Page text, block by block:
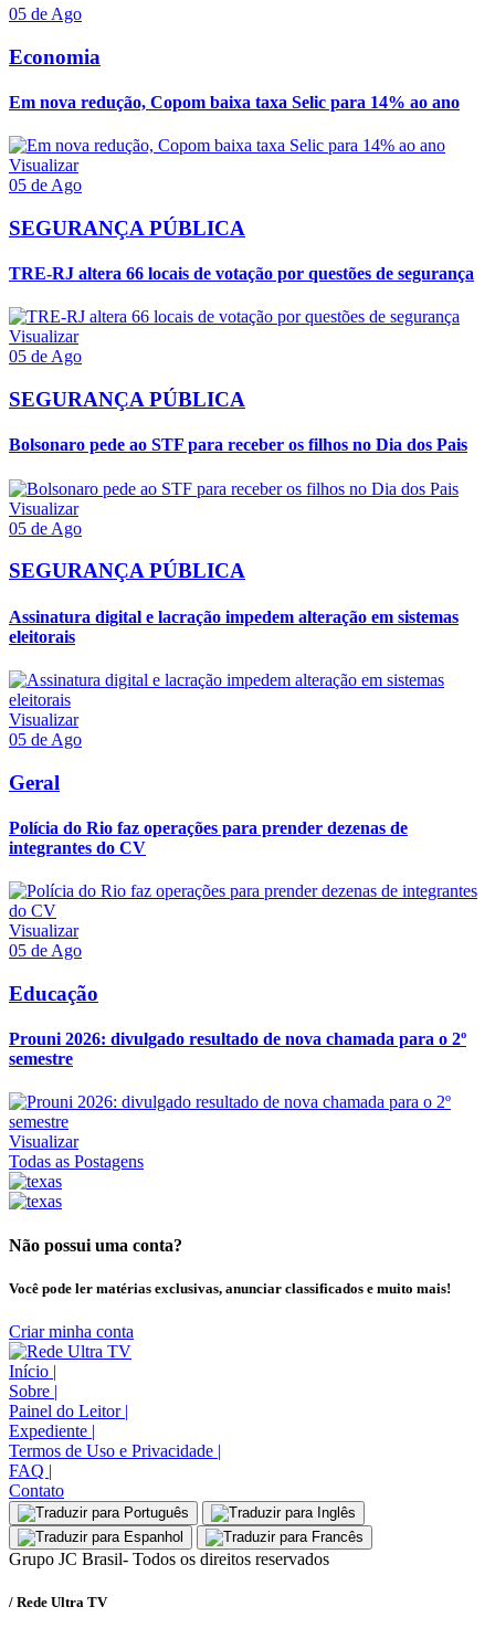
05 de Ago
Economia
Em nova redução, Copom baixa taxa Selic para 14% ao ano
Visualizar
05 de Ago
SEGURANÇA PÚBLICA
TRE-RJ altera 66 locais de votação por questões de segurança
Visualizar
05 de Ago
SEGURANÇA PÚBLICA
Bolsonaro pede ao STF para receber os filhos no Dia dos Pais
Visualizar
05 de Ago
SEGURANÇA PÚBLICA
Assinatura digital e lacração impedem alteração em sistemas
eleitorais
Visualizar
05 de Ago
Geral
Polícia do Rio faz operações para prender dezenas de
integrantes do CV
Visualizar
05 de Ago
Educação
Prouni 2026: divulgado resultado de nova chamada para o 2º
semestre
Visualizar
Todas as Postagens
Não possui uma conta?
Você pode ler matérias exclusivas, anunciar classificados e muito mais!
Criar minha conta
Início |
Sobre |
Painel do Leitor |
Expediente |
Termos de Uso e Privacidade |
FAQ |
Contato
Grupo JC Brasil- Todos os direitos reservados
/ Rede Ultra TV